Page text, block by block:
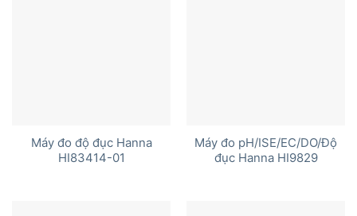
Máy đo độ đục Hanna
HI83414-01
Máy đo pH/ISE/EC/DO/Độ
đục Hanna HI9829